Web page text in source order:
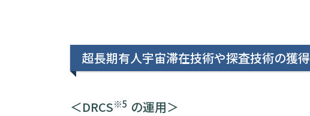
超長期有人宇宙滞在技術や探査技術の獲得
＜DRCS※5 の運用＞